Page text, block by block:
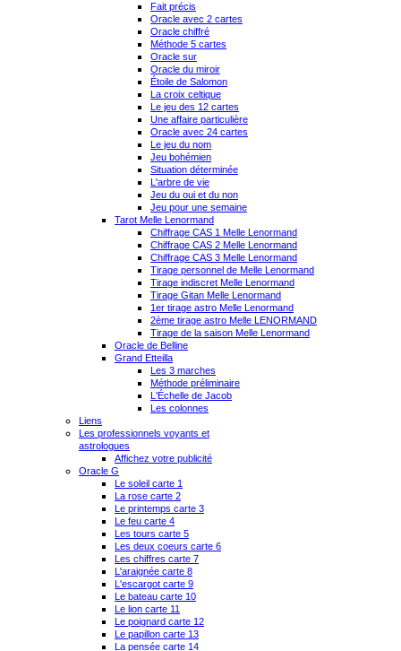
Fait précis
Oracle avec 2 cartes
Oracle chiffré
Méthode 5 cartes
Oracle sur
Oracle du miroir
Étoile de Salomon
La croix celtique
Le jeu des 12 cartes
Une affaire particulière
Oracle avec 24 cartes
Le jeu du nom
Jeu bohémien
Situation déterminée
L'arbre de vie
Jeu du oui et du non
Jeu pour une semaine
Tarot Melle Lenormand
Chiffrage CAS 1 Melle Lenormand
Chiffrage CAS 2 Melle Lenormand
Chiffrage CAS 3 Melle Lenormand
Tirage personnel de Melle Lenormand
Tirage indiscret Melle Lenormand
Tirage Gitan Melle Lenormand
1er tirage astro Melle Lenormand
2ème tirage astro Melle LENORMAND
Tirage de la saison Melle Lenormand
Oracle de Belline
Grand Etteilla
Les 3 marches
Méthode préliminaire
L'Échelle de Jacob
Les colonnes
Liens
Les professionnels voyants et
astrologues
Affichez votre publicité
Oracle G
Le soleil carte 1
La rose carte 2
Le printemps carte 3
Le feu carte 4
Les tours carte 5
Les deux coeurs carte 6
Les chiffres carte 7
L'araignée carte 8
L'escargot carte 9
Le bateau carte 10
Le lion carte 11
Le poignard carte 12
Le papillon carte 13
La pensée carte 14